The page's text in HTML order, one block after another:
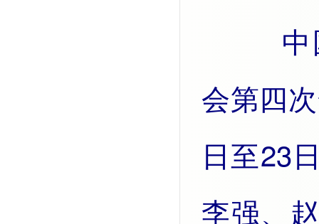
中国共产党第二十届中央委员
会第四
日至23
李强、